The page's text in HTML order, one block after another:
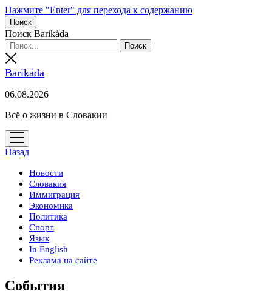
Нажмите "Enter" для перехода к содержанию
Поиск
Поиск Barikáda
Barikáda
06.08.2026
Всё о жизни в Словакии
открыть
меню
Назад
Новости
Словакия
Иммиграция
Экономика
Политика
Спорт
Язык
In English
Реклама на сайте
События